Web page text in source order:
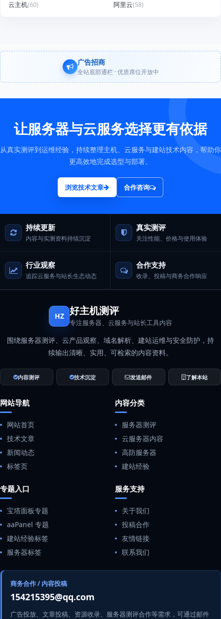
云主机(60) 阿里云(58)
广告招商
全站底部通栏 · 优质席位开放中
让服务器与云服务选择更有依据
从真实测评到运维经验，持续整理主机、云服务与建站技术内容，帮助你
更高效地完成选型与部署。
浏览技术文章 合作咨询
持续更新
内容与实测资料持续沉淀
真实测评
关注性能、价格与使用体验
行业观察
追踪云服务与站长生态动态
合作支持
收录、投稿与商务合作响应
HZ 好主机测评
专注服务器、云服务与站长工具内容
围绕服务器测评、云产品观察、域名解析、建站运维与安全防护，持
续输出清晰、实用、可检索的内容资料。
内容测评 技术沉淀 发送邮件 了解本站
网站导航
网站首页
技术文章
新闻动态
标签页
内容分类
服务器测评
云服务器内容
高防服务器
建站经验
专题入口
宝塔面板专题
aaPanel 专题
建站经验标签
服务器标签
服务支持
关于我们
投稿合作
友情链接
联系我们
商务合作 / 内容投稿
154215395@qq.com
广告投放、文章投稿、资源收录、服务器测评合作等需求，可通过邮件